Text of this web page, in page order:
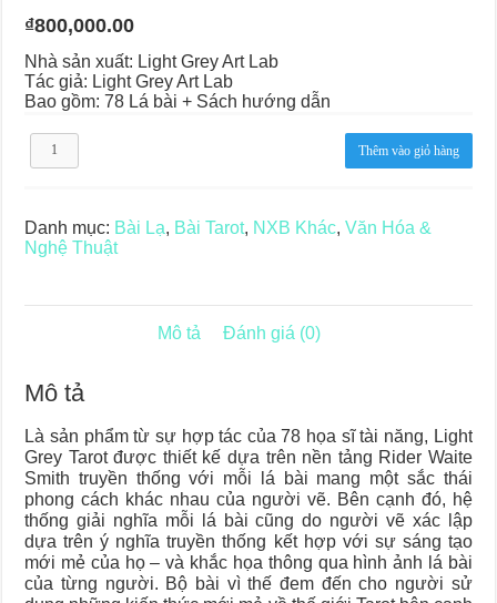
₫800,000.00
Nhà sản xuất: Light Grey Art Lab
Tác giả: Light Grey Art Lab
Bao gồm: 78 Lá bài + Sách hướng dẫn
Light
lượng
Thêm vào giỏ hàng
Danh mục: Bài Lạ, Bài Tarot, NXB Khác,Văn Hóa &
Nghệ Thuật
Mô tả Đánh giá (0)
Mô tả
Là sản phẩm từ sự hợp tác của 78 họa sĩ tài năng, Light
Grey Tarot được thiết kế dựa trên nền tảng Rider Waite
Smith truyền thống với mỗi lá bài mang một sắc thái
phong cách khác nhau của người vẽ. Bên cạnh đó, hệ
thống giải nghĩa mỗi lá bài cũng do người vẽ xác lập
dựa trên ý nghĩa truyền thống kết hợp với sự sáng tạo
mới mẻ của họ – và khắc họa thông qua hình ảnh lá bài
của từng người. Bộ bài vì thế đem đến cho người sử